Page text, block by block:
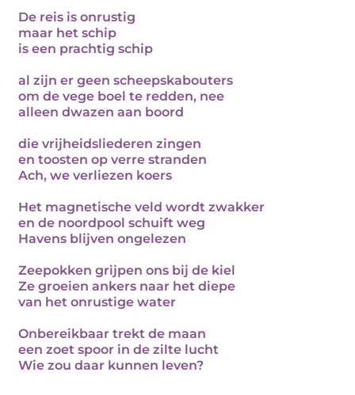
De reis is onrustig
maar het schip
is een prachtig schip
al zijn er geen scheepskabouters
om de vege boel te redden, nee
alleen dwazen aan boord
die vrijheidsliederen zingen
en toosten op verre stranden
Ach, we verliezen koers
Het magnetische veld wordt zwakker
en de noordpool schuift weg
Havens blijven ongelezen
Zeepokken grijpen ons bij de kiel
Ze groeien ankers naar het diepe
van het onrustige water
Onbereikbaar trekt de maan
een zoet spoor in de zilte lucht
Wie zou daar kunnen leven?